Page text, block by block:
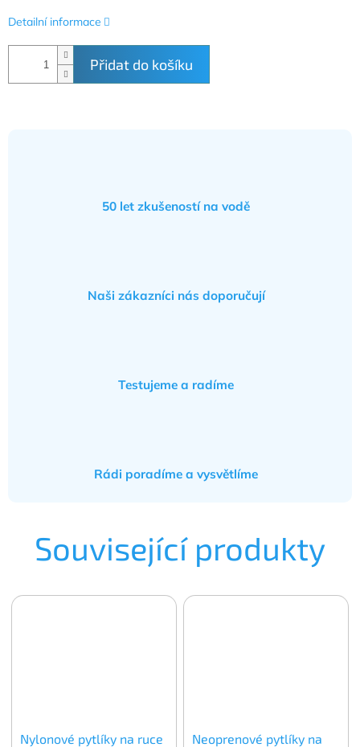
Přidat do košíku
Detailní informace
50 let zkušeností na vodě
Naši zákazníci nás doporučují
Testujeme a radíme
Rádi poradíme a vysvětlíme
Související produkty
Nylonové pytlíky na ruce
Neoprenové pytlíky na